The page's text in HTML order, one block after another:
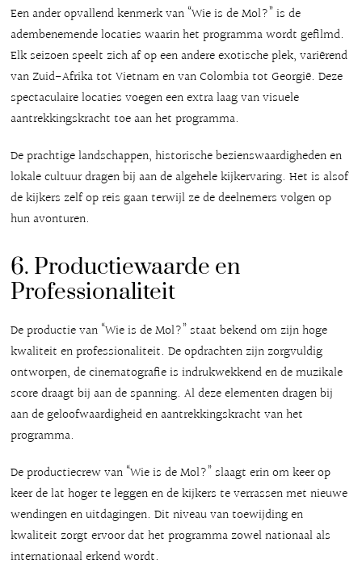
Een ander opvallend kenmerk van “Wie is de Mol?” is de
adembenemende locaties waarin het programma wordt gefilmd.
Elk seizoen speelt zich af op een andere exotische plek, variërend
van Zuid-Afrika tot Vietnam en van Colombia tot Georgië. Deze
spectaculaire locaties voegen een extra laag van visuele
aantrekkingskracht toe aan het programma.
De prachtige landschappen, historische bezienswaardigheden en
lokale cultuur dragen bij aan de algehele kijkervaring. Het is alsof
de kijkers zelf op reis gaan terwijl ze de deelnemers volgen op
hun avonturen.
6. Productiewaarde en
Professionaliteit
De productie van “Wie is de Mol?” staat bekend om zijn hoge
kwaliteit en professionaliteit. De opdrachten zijn zorgvuldig
ontworpen, de cinematografie is indrukwekkend en de muzikale
score draagt bij aan de spanning. Al deze elementen dragen bij
aan de geloofwaardigheid en aantrekkingskracht van het
programma.
De productiecrew van “Wie is de Mol?” slaagt erin om keer op
keer de lat hoger te leggen en de kijkers te verrassen met nieuwe
wendingen en uitdagingen. Dit niveau van toewijding en
kwaliteit zorgt ervoor dat het programma zowel nationaal als
internationaal erkend wordt.